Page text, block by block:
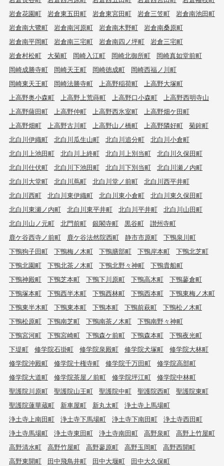
岩倉花園町
岩倉東五田町 岩倉東宮田町 岩倉三笠町
岩倉南池田町
岩倉南大鷺町
岩倉南河原町 岩倉南木野町
岩倉南桑原町
岩倉南平岡町
岩倉南三宅町 岩倉南四ノ坪町
岩倉三宅町
岩倉村松町
大菊町 岡崎入江町 岡崎北御所町
岡崎真如堂前町
岡崎成勝寺町
岡崎天王町 岡崎徳成町
岡崎西福ノ川町
岡崎東天王町
岡崎法勝寺町 上高野稲荷町
上高野大塚町
上高野奥小森町
上高野上荒蒔町 上高野口小森町
上高野西明寺山
上高野薩田町
上高野仲町 上高野西氷室町
上高野畑ケ田町
上高野畑町
上高野古川町 上高野山ノ橋町 上高野隣好町
菊鉾町
北白川伊織町
北白川瓜生山町 北白川追分町
北白川小倉町
北白川上池田町
北白川上終町 北白川上別当町
北白川久保田町
北白川仕伏町
北白川下池田町 北白川下別当町
北白川瀬ノ内町
北白川大堂町
北白川蔦町 北白川堂ノ前町
北白川西平井町
北白川西町
北白川東伊織町 北白川東小倉町
北白川東久保田町
北白川東瀬ノ内町
北白川東平井町 北白川平井町
北白川山田町
北白川山ノ元町
北門前町 銀閣寺町 黒谷町
讃州寺町
鹿ケ谷西寺ノ前町
鹿ケ谷法然院西町 静市市原町
下鴨泉川町
下鴨狗子田町
下鴨梅ノ木町 下鴨膳部町 下鴨岸本町
下鴨北芝町
下鴨北園町
下鴨北茶ノ木町 下鴨北野々神町
下鴨貴船町
下鴨神殿町
下鴨芝本町 下鴨下川原町 下鴨高木町
下鴨蓼倉町
下鴨塚本町
下鴨西半木町 下鴨西林町 下鴨西本町
下鴨東梅ノ木町
下鴨東半木町
下鴨東本町 下鴨本町 下鴨前萩町
下鴨松ノ木町
下鴨松原町
下鴨南芝町 下鴨南茶ノ木町
下鴨南野々神町
下鴨宮河町
下鴨宮崎町 下鴨森ケ前町 下鴨森本町
下鴨夜光町
下堤町
修学院石掛町 修学院泉殿町 修学院犬塚町
修学院大林町
修学院沖殿町
修学院十権寺町 修学院千万田町
修学院高部町
修学院大道町
修学院茶屋ノ前町 修学院坪江町
修学院中林町
聖護院川原町
聖護院山王町 聖護院中町 聖護院西町
聖護院東町
聖護院蓮華蔵町
新車屋町 新丸太町
浄土寺上馬場町
浄土寺上南田町
浄土寺下馬場町 浄土寺下南田町
浄土寺西田町
浄土寺馬場町
浄土寺東田町 浄土寺南田町 高野泉町
高野上竹屋町
高野清水町
高野竹屋町 高野蓼原町 高野玉岡町
高野西開町
高野東開町
田中飛鳥井町 田中大堰町
田中大久保町